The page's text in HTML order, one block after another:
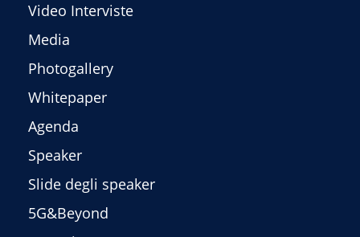
Video Interviste
Media
Photogallery
Whitepaper
Agenda
Speaker
Slide degli speaker
5G&Beyond